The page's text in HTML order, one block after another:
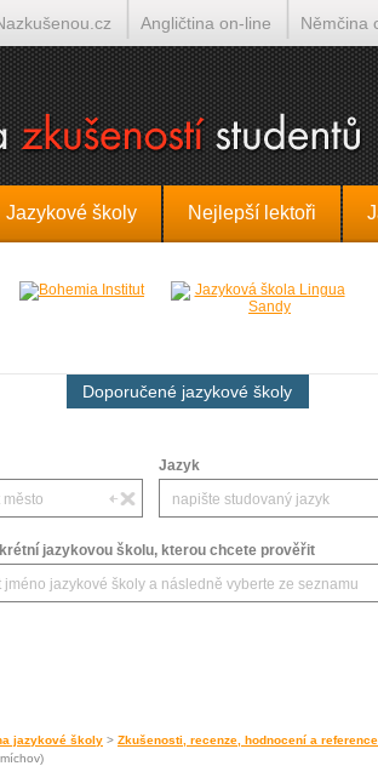
Jazykové školy Nejlepší lektoři
Doporučené jazykové školy
Jazyk
jazykovou školu, kterou chcete prověřit
jazykové školy > Zkušenosti, recenze, hodnocení a
Angličtina on-line Němčina